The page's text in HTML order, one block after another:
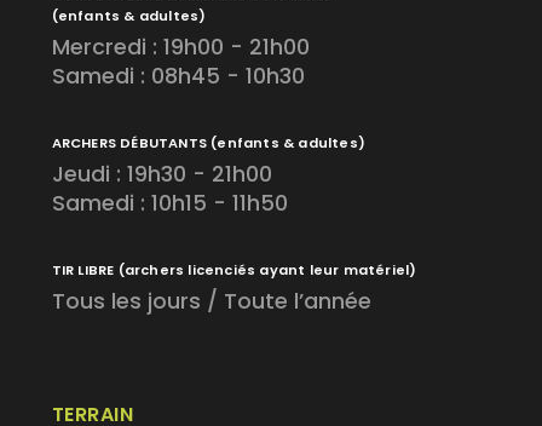
TERRAIN
(enfants & adultes)
Mercredi : 19h00 - 21h00
Samedi : 08h45 - 10h30
ARCHERS DÉBUTANTS (enfants & adultes)
Jeudi : 19h30 - 21h00
Samedi : 10h15 - 11h50
TIR LIBRE (archers licenciés ayant leur matériel)
Tous les jours / Toute l’année